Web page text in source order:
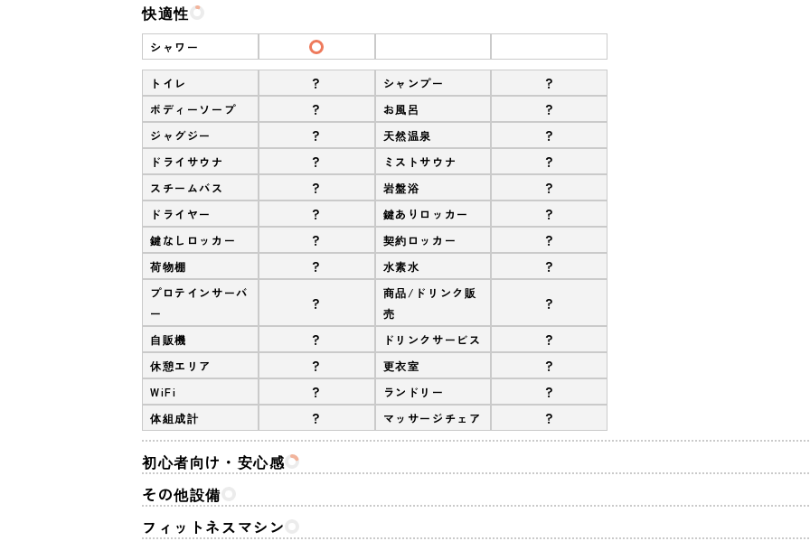
快適性
シャワー
トイレ ? シャンプー ?
ボディーソープ ? お風呂 ?
ジャグジー ? 天然温泉 ?
ドライサウナ ? ミストサウナ ?
スチームバス ? 岩盤浴 ?
ドライヤー ? 鍵ありロッカー ?
鍵なしロッカー ? 契約ロッカー ?
荷物棚 ? 水素水 ?
プロテインサーバ
ー
?
商品/ドリンク販
売
?
自販機 ? ドリンクサービス ?
休憩エリア ? 更衣室 ?
WiFi ? ランドリー ?
体組成計 ? マッサージチェア ?
初心者向け・安心感
その他設備
フィットネスマシン